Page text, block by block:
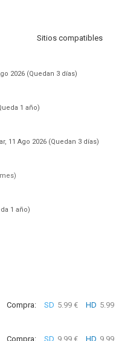
Sitios compatibles
2026 (Quedan 3 días)
1 año)
11 Ago 2026 (Quedan 3 días)
1 año)
Compra: SD 5.99 € HD 5.99
Compra: SD 9.99 € HD 9.99